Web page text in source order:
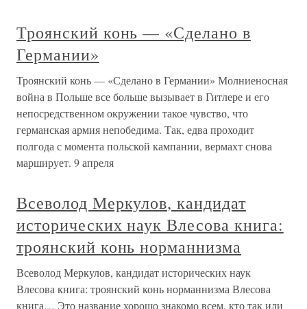
Троянский конь — «Сделано в
Германии»
Троянский конь — «Сделано в Германии» Молниеносная
война в Польше все больше вызывает в Гитлере и его
непосредственном окружении такое чувство, что
германская армия непобедима. Так, едва проходит
полгода с момента польской кампании, вермахт снова
марширует. 9 апреля
Всеволод Меркулов, кандидат
исторических наук Влесова книга:
троянский конь норманнизма
Всеволод Меркулов, кандидат исторических наук
Влесова книга: троянский конь норманнизма Влесова
книга… Это название хорошо знакомо всем, кто так или